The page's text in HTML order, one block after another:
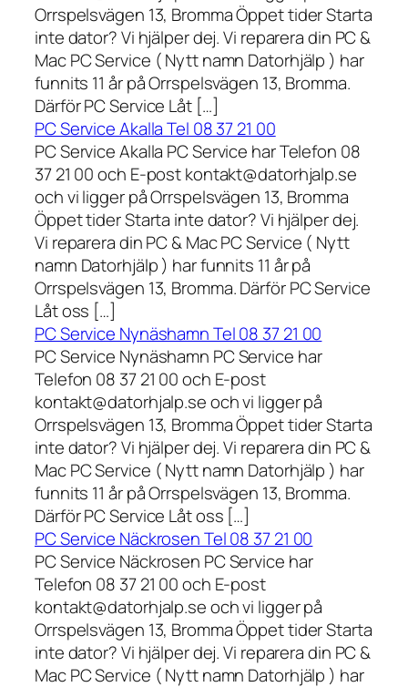
Orrspelsvägen 13, Bromma Öppet tider Starta
inte dator? Vi hjälper dej. Vi reparera din PC &
Mac PC Service ( Nytt namn Datorhjälp ) har
funnits 11 år på Orrspelsvägen 13, Bromma.
Därför PC Service Låt […]
PC Service Akalla Tel 08 37 21 00
PC Service Akalla PC Service har Telefon 08
37 21 00 och E-post kontakt@datorhjalp.se
och vi ligger på Orrspelsvägen 13, Bromma
Öppet tider Starta inte dator? Vi hjälper dej.
Vi reparera din PC & Mac PC Service ( Nytt
namn Datorhjälp ) har funnits 11 år på
Orrspelsvägen 13, Bromma. Därför PC Service
Låt oss […]
PC Service Nynäshamn Tel 08 37 21 00
PC Service Nynäshamn PC Service har
Telefon 08 37 21 00 och E-post
kontakt@datorhjalp.se och vi ligger på
Orrspelsvägen 13, Bromma Öppet tider Starta
inte dator? Vi hjälper dej. Vi reparera din PC &
Mac PC Service ( Nytt namn Datorhjälp ) har
funnits 11 år på Orrspelsvägen 13, Bromma.
Därför PC Service Låt oss […]
PC Service Näckrosen Tel 08 37 21 00
PC Service Näckrosen PC Service har
Telefon 08 37 21 00 och E-post
kontakt@datorhjalp.se och vi ligger på
Orrspelsvägen 13, Bromma Öppet tider Starta
inte dator? Vi hjälper dej. Vi reparera din PC &
Mac PC Service ( Nytt namn Datorhjälp ) har